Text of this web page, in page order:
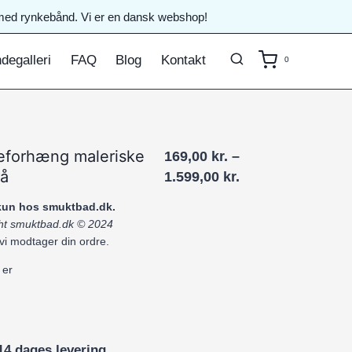
rynkebånd. Vi er en dansk webshop!
FAQ Blog Kontakt 0
maleriske
169,00 kr. –
1.599,00 kr.
hos smuktbad.dk.
smuktbad.dk © 2024
modtager din ordre.
er